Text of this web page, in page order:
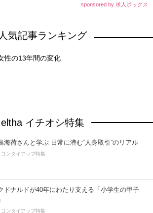
sponsored by 求人ボックス
人気記事ランキング
性の13年間の変化
eltha イチオシ特集
海荷さんと学ぶ 日常に潜む“人身取引”のリアル
コンタイアップ特集
ドナルドが40年にわたり支える「小学生の甲子
コンタイアップ特集